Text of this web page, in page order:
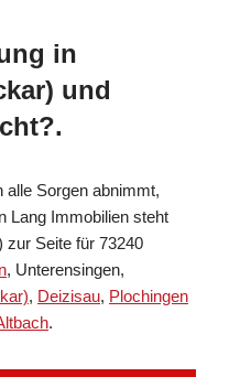
in
und
alle Sorgen abnimmt,
Lang Immobilien steht
zur Seite für 73240
, Unterensingen,
, Deizisau, Plochingen
.